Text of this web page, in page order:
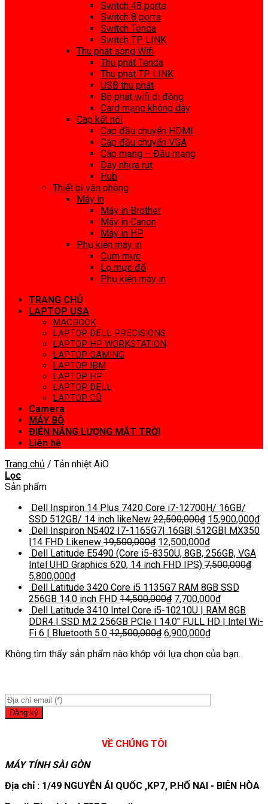
Switch 48 ports
Switch 8 ports
Switch Tenda
Switch TP LINK
Thu phát sóng Wifi
Thu phát Tenda
Thu phát TP LINK
USB thu phát
Bộ phát wifi di động
Card mạng không dây
Cap kết nối
Cap đầu chuyển HDMI
Cáp đầu chuyển VGA
Cáp mạng – Đầu mạng
Dây nhựa rút
Hub
Thiết bị văn phòng
Máy in
Máy in Brother
Máy in Canon
Máy in HP
Phụ kiện máy in
Cụm mực
Lọ mực đổ
Phụ kiện máy in
TRANG CHỦ
LAPTOP USA
MACBOOK
LAPTOP DELL PRECISIONS
LAPTOP HP WORKSTATION
LAPTOP GAMING
LAPTOP IBM
LAPTOP HP
LAPTOP DELL
LAPTOP CŨ
Camera
MÁY BỘ
ĐIỆN NĂNG LƯỢNG MẶT TRỜI
Liên hệ
Trang chủ / Tản nhiệt AiO
Lọc
Sản phẩm
Dell Inspiron 14 Plus 7420 Core i7-12700H/ 16GB/
SSD 512GB/ 14 inch likeNew 22,500,000₫ 15,900,000₫
Dell Inspiron N5402 I7-1165G7| 16GB| 512GB| MX350
|14 FHD Likenew 19,500,000₫ 12,500,000₫
Dell Latitude E5490 (Core i5-8350U, 8GB, 256GB, VGA
Intel UHD Graphics 620, 14 inch FHD IPS) 7,500,000₫
5,800,000₫
Dell Latitude 3420 Core i5 1135G7 RAM 8GB SSD
256GB 14.0 inch FHD 14,500,000₫ 7,700,000₫
Dell Latitude 3410 Intel Core i5-10210U | RAM 8GB
DDR4 | SSD M.2 256GB PCIe | 14.0″ FULL HD | Intel Wi-
Fi 6 | Bluetooth 5.0 12,500,000₫ 6,900,000₫
Không tìm thấy sản phẩm nào khớp với lựa chọn của bạn.
VỀ CHÚNG TÔI
MÁY TÍNH SÀI GÒN
Địa chỉ : 1/49 NGUYỄN ÁI QUỐC ,KP7, P.HỐ NAI - BIÊN HÒA